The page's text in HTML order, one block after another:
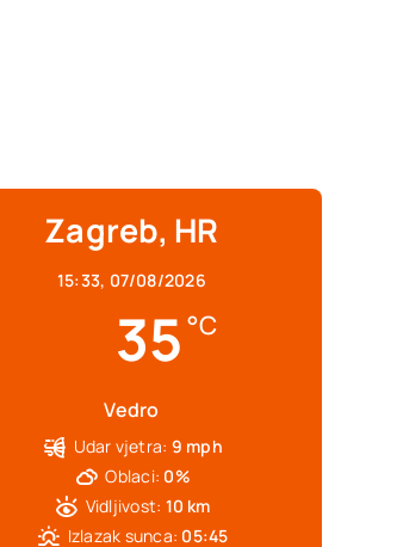
Zagreb, HR
15:33, 07/08/2026
35 °C
Vedro
Udar vjetra: 9 mph
Oblaci: 0%
Vidljivost: 10 km
Izlazak sunca: 05:45